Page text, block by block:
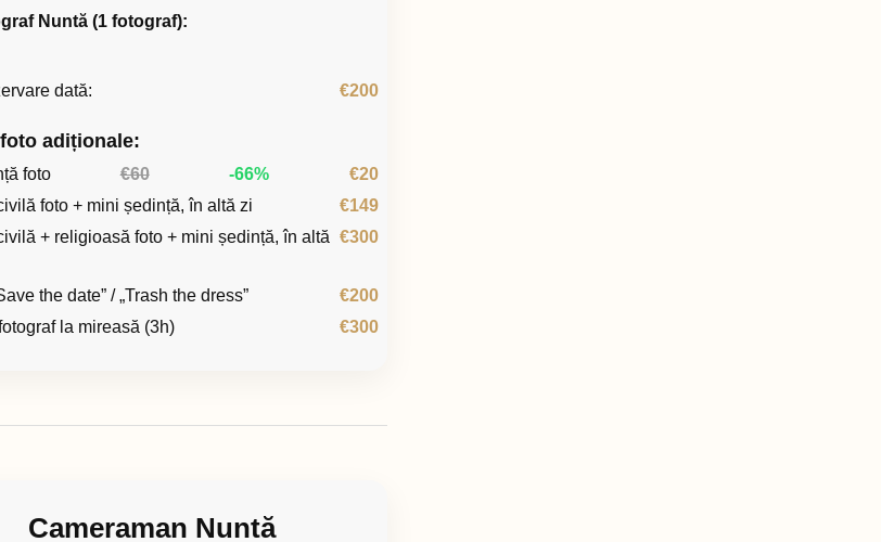
Nuntă (1 fotograf):
dată: €200
adiționale:
foto €60 -66%
€20
foto + mini ședință, în altă zi
€149
+ religioasă foto + mini ședință, în altă €300
the date” / „Trash the dress”
€200
la mireasă (3h)
€300
Cameraman Nuntă